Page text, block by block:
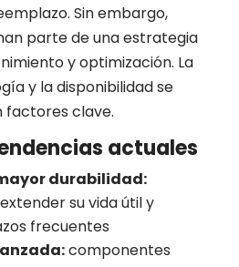
Sin embargo,
parte de una estrategia
y optimización. La
y la disponibilidad se
factores clave.
actuales
durabilidad:
su vida útil y
frecuentes
componentes